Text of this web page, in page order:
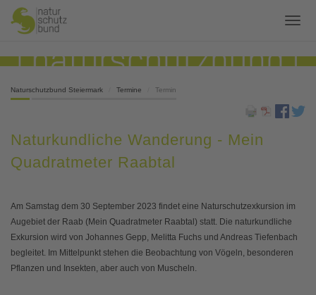
Naturschutzbund Steiermark Termine Termin
Naturkundliche Wanderung - Mein
Quadratmeter Raabtal
Am Samstag dem 30 September 2023 findet eine Naturschutzexkursion im
Augebiet der Raab (Mein Quadratmeter Raabtal) statt. Die naturkundliche
Exkursion wird von Johannes Gepp, Melitta Fuchs und Andreas Tiefenbach
begleitet. Im Mittelpunkt stehen die Beobachtung von Vögeln, besonderen
Pflanzen und Insekten, aber auch von Muscheln.